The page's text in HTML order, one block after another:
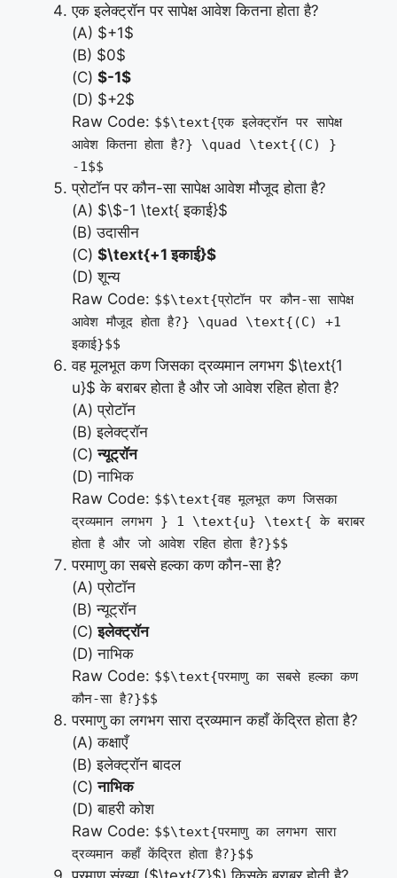
एक इलेक्ट्रॉन पर सापेक्ष आवेश कितना होता है?
(A) $+1$
(B) $0$
(C) $-1$
(D) $+2$
Raw Code: $$\text{एक इलेक्ट्रॉन पर सापेक्ष
आवेश कितना होता है?} \quad \text{(C) }
-1$$
प्रोटॉन पर कौन-सा सापेक्ष आवेश मौजूद होता है?
(A) $\$-1 \text{ इकाई}$
(B) उदासीन
(C) $\text{+1 इकाई}$
(D) शून्य
Raw Code: $$\text{प्रोटॉन पर कौन-सा सापेक्ष
आवेश मौजूद होता है?} \quad \text{(C) +1
इकाई}$$
वह मूलभूत कण जिसका द्रव्यमान लगभग $\text{1
u}$ के बराबर होता है और जो आवेश रहित होता है?
(A) प्रोटॉन
(B) इलेक्ट्रॉन
(C)न्यूट्रॉन
(D) नाभिक
Raw Code: $$\text{वह मूलभूत कण जिसका
द्रव्यमान लगभग } 1 \text{u} \text{ के बराबर
होता है और जो आवेश रहित होता है?}$$
परमाणु का सबसे हल्का कण कौन-सा है?
(A) प्रोटॉन
(B) न्यूट्रॉन
(C)इलेक्ट्रॉन
(D) नाभिक
Raw Code: $$\text{परमाणु का सबसे हल्का कण
कौन-सा है?}$$
परमाणु का लगभग सारा द्रव्यमान कहाँ केंद्रित होता है?
(A) कक्षाएँ
(B) इलेक्ट्रॉन बादल
(C)नाभिक
(D) बाहरी कोश
Raw Code: $$\text{परमाणु का लगभग सारा
द्रव्यमान कहाँ केंद्रित होता है?}$$